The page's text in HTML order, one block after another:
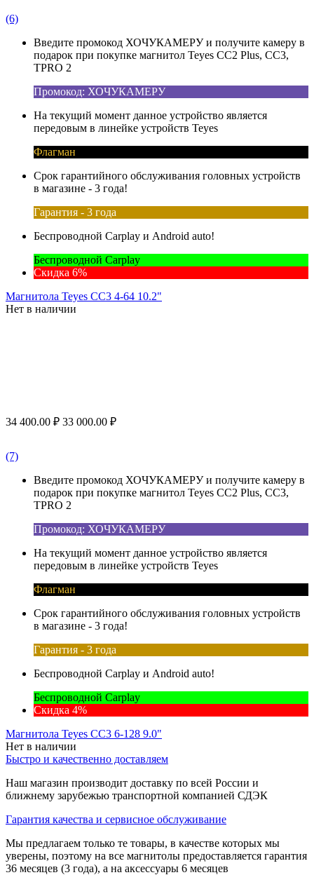
(6)
Введите промокод ХОЧУКАМЕРУ и получите камеру в
подарок при покупке магнитол Teyes CC2 Plus, CC3,
TPRO 2
Промокод: ХОЧУКАМЕРУ
На текущий момент данное устройство является
передовым в линейке устройств Teyes
Флагман
Срок гарантийного обслуживания головных устройств
в магазине - 3 года!
Гарантия - 3 года
Беспроводной Carplay и Android auto!
Беспроводной Carplay
Скидка 6%
Магнитола Teyes CC3 4-64 10.2"
Нет в наличии
34 400.00 ₽ 33 000.00 ₽
(7)
Введите промокод ХОЧУКАМЕРУ и получите камеру в
подарок при покупке магнитол Teyes CC2 Plus, CC3,
TPRO 2
Промокод: ХОЧУКАМЕРУ
На текущий момент данное устройство является
передовым в линейке устройств Teyes
Флагман
Срок гарантийного обслуживания головных устройств
в магазине - 3 года!
Гарантия - 3 года
Беспроводной Carplay и Android auto!
Беспроводной Carplay
Скидка 4%
Магнитола Teyes CC3 6-128 9.0"
Нет в наличии
Быстро и качественно доставляем
Наш магазин производит доставку по всей России и
ближнему зарубежью транспортной компанией СДЭК
Гарантия качества и сервисное обслуживание
Мы предлагаем только те товары, в качестве которых мы
уверены, поэтому на все магнитолы предоставляется гарантия
36 месяцев (3 года), а на аксессуары 6 месяцев